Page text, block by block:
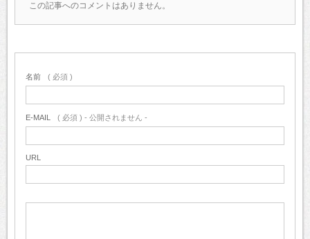
この記事へのコメントはありません。
名前 ( 必須 )
E-MAIL ( 必須 ) - 公開されません -
URL